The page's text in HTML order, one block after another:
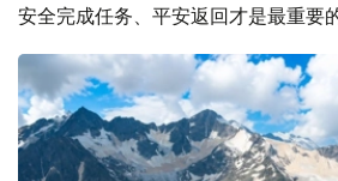
安全完成任务、平安返回才是最重要